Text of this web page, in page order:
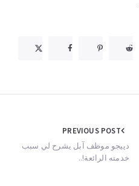
PREVIOUS POST
دييجو موظف آبل يشرح لي سبب
خدمته الرائعة!..